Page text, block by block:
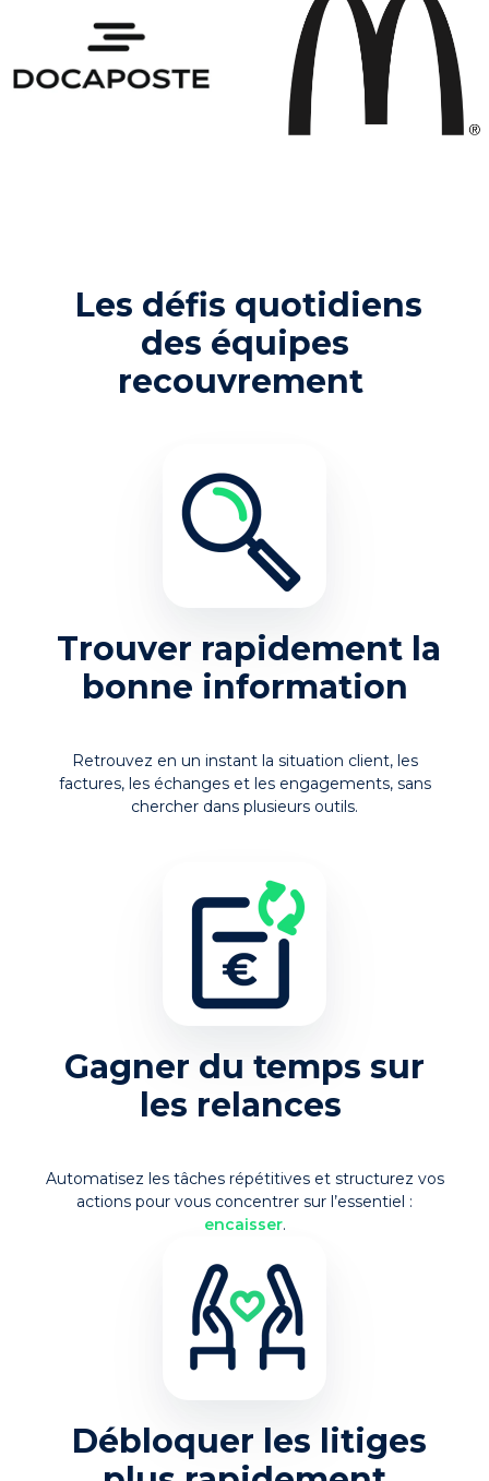
Les défis quotidiens
des équipes
recouvrement
Trouver rapidement la
bonne information
Retrouvez en un instant la situation client, les
factures, les échanges et les engagements, sans
chercher dans plusieurs outils.
Gagner du temps sur
les relances
Automatisez les tâches répétitives et structurez vos
actions pour vous concentrer sur l’essentiel :
encaisser.
Débloquer les litiges